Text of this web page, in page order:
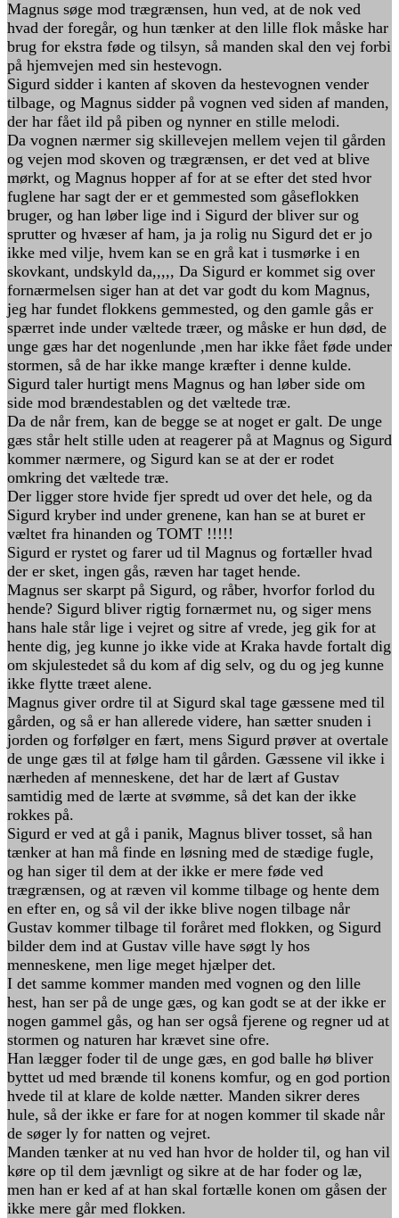
Magnus søge mod trægrænsen, hun ved, at de nok ved
hvad der foregår, og hun tænker at den lille flok måske har
brug for ekstra føde og tilsyn, så manden skal den vej forbi
på hjemvejen med sin hestevogn.
Sigurd sidder i kanten af skoven da hestevognen vender
tilbage, og Magnus sidder på vognen ved siden af manden,
der har fået ild på piben og nynner en stille melodi.
Da vognen nærmer sig skillevejen mellem vejen til gården
og vejen mod skoven og trægrænsen, er det ved at blive
mørkt, og Magnus hopper af for at se efter det sted hvor
fuglene har sagt der er et gemmested som gåseflokken
bruger, og han løber lige ind i Sigurd der bliver sur og
sprutter og hvæser af ham, ja ja rolig nu Sigurd det er jo
ikke med vilje, hvem kan se en grå kat i tusmørke i en
skovkant, undskyld da,,,,, Da Sigurd er kommet sig over
fornærmelsen siger han at det var godt du kom Magnus,
jeg har fundet flokkens gemmested, og den gamle gås er
spærret inde under væltede træer, og måske er hun død, de
unge gæs har det nogenlunde ,men har ikke fået føde under
stormen, så de har ikke mange kræfter i denne kulde.
Sigurd taler hurtigt mens Magnus og han løber side om
side mod brændestablen og det væltede træ.
Da de når frem, kan de begge se at noget er galt. De unge
gæs står helt stille uden at reagerer på at Magnus og Sigurd
kommer nærmere, og Sigurd kan se at der er rodet
omkring det væltede træ.
Der ligger store hvide fjer spredt ud over det hele, og da
Sigurd kryber ind under grenene, kan han se at buret er
væltet fra hinanden og TOMT !!!!!
Sigurd er rystet og farer ud til Magnus og fortæller hvad
der er sket, ingen gås, ræven har taget hende.
Magnus ser skarpt på Sigurd, og råber, hvorfor forlod du
hende? Sigurd bliver rigtig fornærmet nu, og siger mens
hans hale står lige i vejret og sitre af vrede, jeg gik for at
hente dig, jeg kunne jo ikke vide at Kraka havde fortalt dig
om skjulestedet så du kom af dig selv, og du og jeg kunne
ikke flytte træet alene.
Magnus giver ordre til at Sigurd skal tage gæssene med til
gården, og så er han allerede videre, han sætter snuden i
jorden og forfølger en fært, mens Sigurd prøver at overtale
de unge gæs til at følge ham til gården. Gæssene vil ikke i
nærheden af menneskene, det har de lært af Gustav
samtidig med de lærte at svømme, så det kan der ikke
rokkes på.
Sigurd er ved at gå i panik, Magnus bliver tosset, så han
tænker at han må finde en løsning med de stædige fugle,
og han siger til dem at der ikke er mere føde ved
trægrænsen, og at ræven vil komme tilbage og hente dem
en efter en, og så vil der ikke blive nogen tilbage når
Gustav kommer tilbage til foråret med flokken, og Sigurd
bilder dem ind at Gustav ville have søgt ly hos
menneskene, men lige meget hjælper det.
I det samme kommer manden med vognen og den lille
hest, han ser på de unge gæs, og kan godt se at der ikke er
nogen gammel gås, og han ser også fjerene og regner ud at
stormen og naturen har krævet sine ofre.
Han lægger foder til de unge gæs, en god balle hø bliver
byttet ud med brænde til konens komfur, og en god portion
hvede til at klare de kolde nætter. Manden sikrer deres
hule, så der ikke er fare for at nogen kommer til skade når
de søger ly for natten og vejret.
Manden tænker at nu ved han hvor de holder til, og han vil
køre op til dem jævnligt og sikre at de har foder og læ,
men han er ked af at han skal fortælle konen om gåsen der
ikke mere går med flokken.